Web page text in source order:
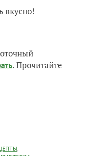
вкусно!
. Прочитайте
,